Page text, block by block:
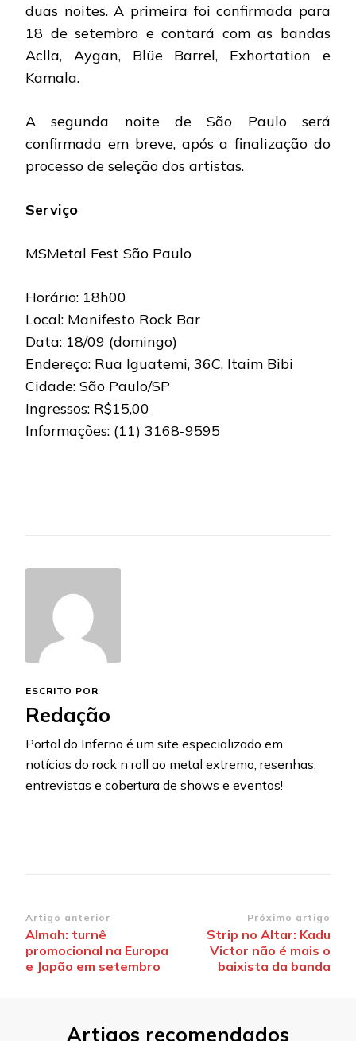
duas noites. A primeira foi confirmada para
18 de setembro e contará com as bandas
Aclla, Aygan, Blüe Barrel, Exhortation e
Kamala.
A segunda noite de São Paulo será
confirmada em breve, após a finalização do
processo de seleção dos artistas.
Serviço
MSMetal Fest São Paulo
Horário: 18h00
Local: Manifesto Rock Bar
Data: 18/09 (domingo)
Endereço: Rua Iguatemi, 36C, Itaim Bibi
Cidade: São Paulo/SP
Ingressos: R$15,00
Informações: (11) 3168-9595
ESCRITO POR
Redação
Portal do Inferno é um site especializado em
notícias do rock n roll ao metal extremo, resenhas,
entrevistas e cobertura de shows e eventos!
Navegação
de
post
Artigo anterior
Almah: turnê
promocional na Europa
e Japão em setembro
Próximo artigo
Strip no Altar: Kadu
Victor não é mais o
baixista da banda
Artigos recomendados